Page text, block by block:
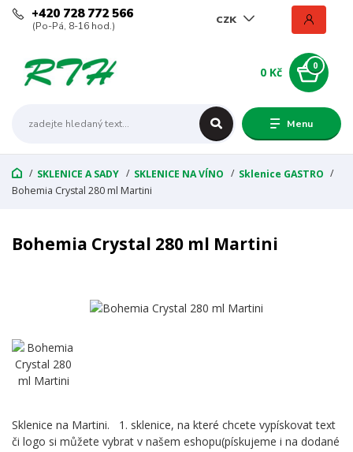
Menu
CZK
+420 728 772 566
(Po-Pá, 8-16 hod.)
0
0 Kč
SKLENICE A SADY SKLENICE NA VÍNO
Sklenice GASTRO
Bohemia Crystal 280 ml Martini
Bohemia Crystal 280 ml Martini
Sklenice na Martini. 1. sklenice, na které chcete vypískovat text
či logo si můžete vybrat v našem eshopu(pískujeme i na dodané